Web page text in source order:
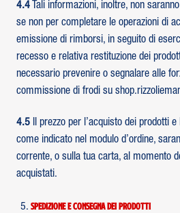
4.4 Tali informazioni, inoltre, non
se non per completare le operazioni di
emissione di rimborsi, in seguito di
recesso e relativa restituzione dei
necessario prevenire o segnalare alle
commissione di frodi su
4.5 Il prezzo per l’acquisto dei prodotti
come indicato nel modulo d’ordine,
corrente, o sulla tua carta, al momento
acquistati.
Spedizione e consegna dei prodotti